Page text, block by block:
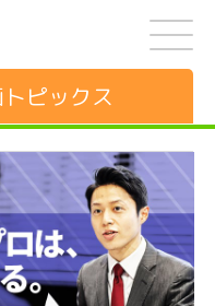
トピックス